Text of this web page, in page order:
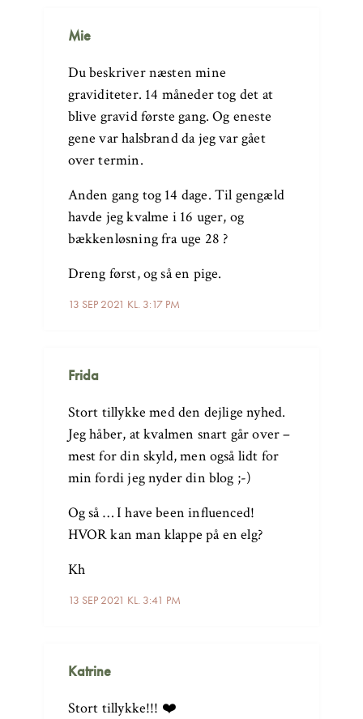
Mie
13 SEP 2021 KL. 3:17 PM
Du beskriver næsten mine
graviditeter. 14 måneder tog det at
blive gravid første gang. Og eneste
gene var halsbrand da jeg var gået
over termin.
Anden gang tog 14 dage. Til gengæld
havde jeg kvalme i 16 uger, og
bækkenløsning fra uge 28 ?
Dreng først, og så en pige.
Frida
13 SEP 2021 KL. 3:41 PM
Stort tillykke med den dejlige nyhed.
Jeg håber, at kvalmen snart går over –
mest for din skyld, men også lidt for
min fordi jeg nyder din blog ;-)
Og så … I have been influenced!
HVOR kan man klappe på en elg?
Kh
Katrine
Stort tillykke!!! ❤️